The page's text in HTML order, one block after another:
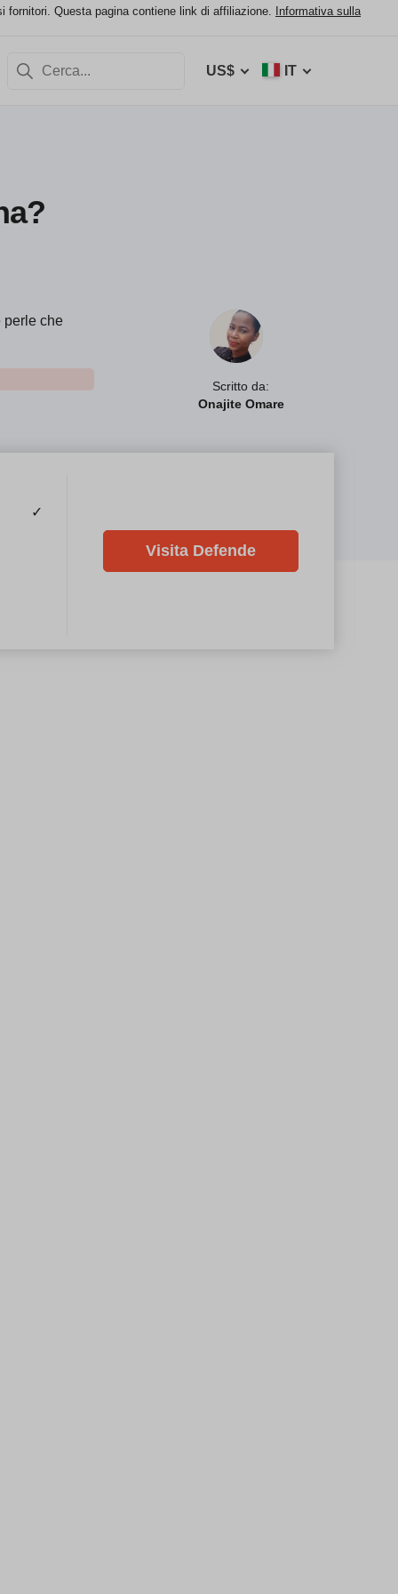
Questa pagina contiene link di affiliazione.
Informativa sulla
US$ IT
Scritto da:
Onajite Omare
perle che
✓
Visita Defende